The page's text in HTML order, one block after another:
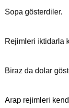
Sopa gösterdiler.
Rejimleri iktidarla
Biraz da dolar
Arap rejimleri